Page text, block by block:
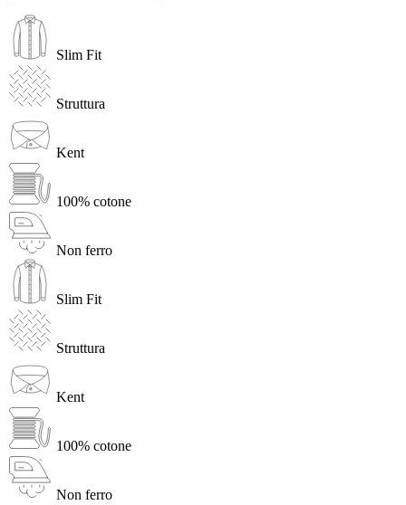
Slim Fit
Struttura
Kent
100% cotone
Non ferro
Slim Fit
Struttura
Kent
100% cotone
Non ferro